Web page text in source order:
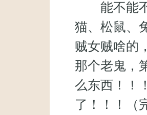
能不能不
猫、松鼠、
贼女贼啥的
那个老鬼，
么东西！！
了！！！（